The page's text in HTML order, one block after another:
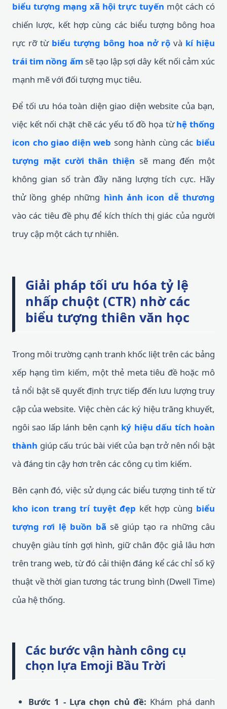
biểu tượng mạng xã hội trực tuyến một cách có
chiến lược, kết hợp cùng các biểu tượng bông hoa
rực rỡ từ biểu tượng bông hoa nở rộ và kí hiệu
trái tim nồng ấmsẽ tạo lập sợi dây kết nối cảm xúc
mạnh mẽ với đối tượng mục tiêu.
Để tối ưu hóa toàn diện giao diện website của bạn,
việc kết nối chặt chẽ các yếu tố đồ họa từhệ thống
icon cho giao diện web song hành cùng các biểu
tượng mặt cười thân thiện sẽ mang đến một
không gian số tràn đầy năng lượng tích cực. Hãy
thử lồng ghép những hình ảnh icon dễ thương
vào các tiêu đề phụ để kích thích thị giác của người
truy cập một cách tự nhiên.
Giải pháp tối ưu hóa tỷ lệ
nhấp chuột (CTR) nhờ các
biểu tượng thiên văn học
Trong môi trường cạnh tranh khốc liệt trên các bảng
xếp hạng tìm kiếm, một thẻ meta tiêu đề hoặc mô
tả nổi bật sẽ quyết định trực tiếp đến lưu lượng truy
cập của website. Việc chèn các ký hiệu trăng khuyết,
ngôi sao lấp lánh bên cạnh ký hiệu dấu tích hoàn
thành giúp cấu trúc bài viết của bạn trở nên nổi bật
và đáng tin cậy hơn trên các công cụ tìm kiếm.
Bên cạnh đó, việc sử dụng các biểu tượng tinh tế từ
kho icon trang trí tuyệt đẹp kết hợp cùng biểu
tượng rơi lệ buồn bã sẽ giúp tạo ra những câu
chuyện giàu tính gợi hình, giữ chân độc giả lâu hơn
trên trang web, từ đó cải thiện đáng kể các chỉ số kỹ
thuật về thời gian tương tác trung bình (Dwell Time)
của hệ thống.
Các bước vận hành công cụ
chọn lựa Emoji Bầu Trời
Bước 1 - Lựa chọn chủ đề: Khám phá danh